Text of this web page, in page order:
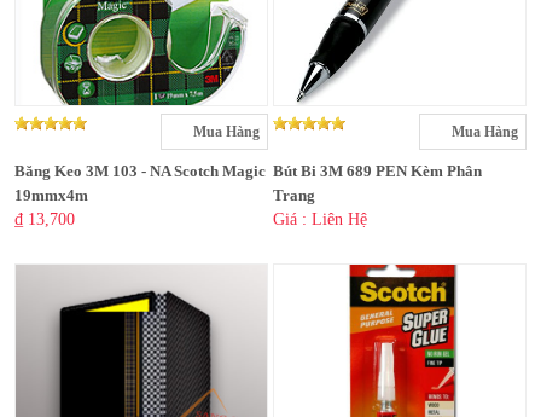
Mua Hàng
Băng Keo 3M 103 - NA Scotch Magic
19mmx4m
₫ 13,700
Mua Hàng
Bút Bi 3M 689 PEN Kèm Phân
Trang
Giá : Liên Hệ